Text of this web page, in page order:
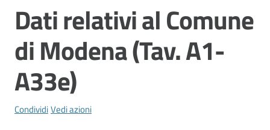
Novità
Servizi
Vivere
Modena
Dati relativi al Comune
di Modena (Tav. A1-
A33e)
CondividiVedi azioni